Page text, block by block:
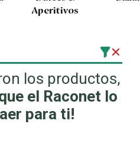
Aperitivos
los productos,
el Raconet lo
para ti!